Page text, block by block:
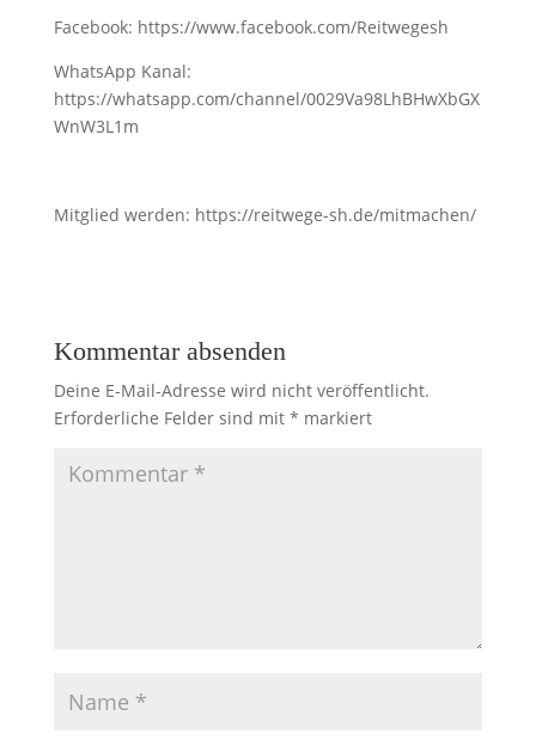
Facebook: https://www.facebook.com/Reitwegesh
WhatsApp Kanal:
https://whatsapp.com/channel/0029Va98LhBHwXbGX
WnW3L1m
Mitglied werden: https://reitwege-sh.de/mitmachen/
Kommentar absenden
Deine E-Mail-Adresse wird nicht veröffentlicht.
Erforderliche Felder sind mit * markiert